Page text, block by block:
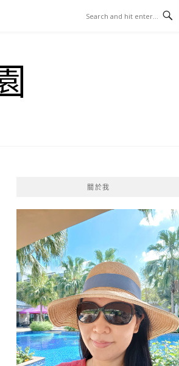
關於我